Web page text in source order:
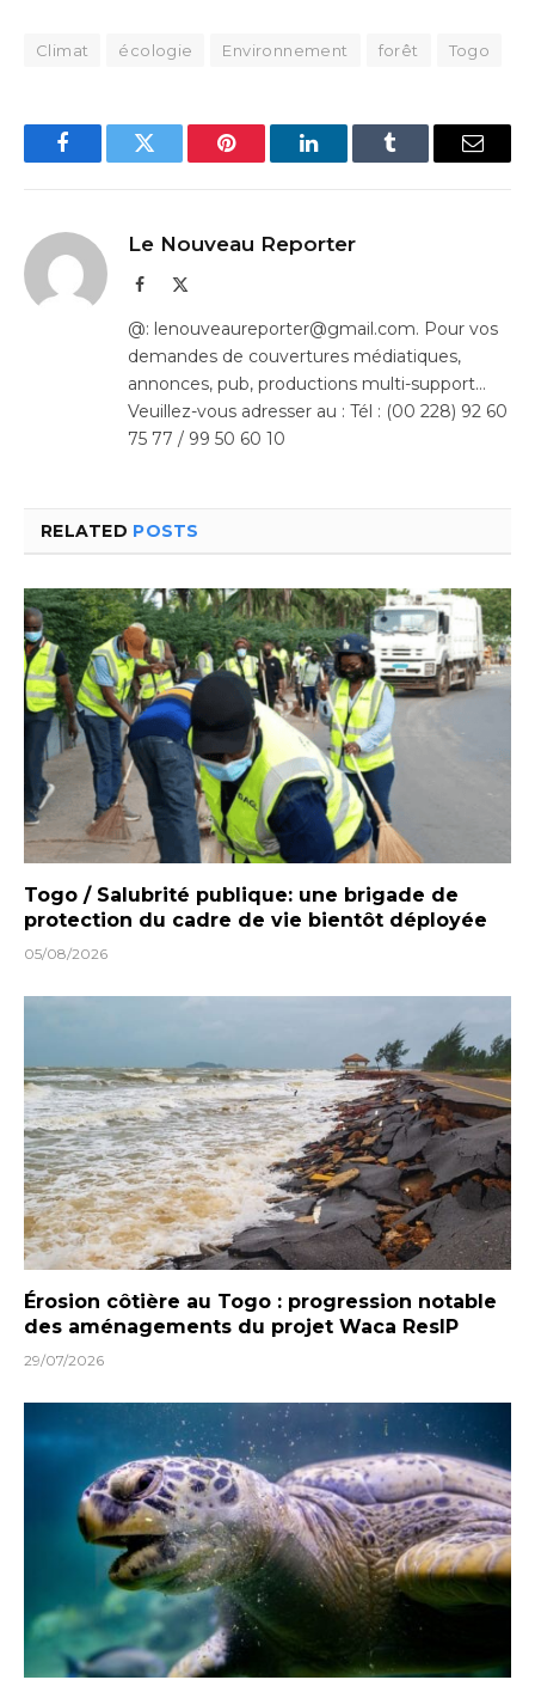
Climat écologie Environnement forêt Togo
FacebookTwitter Pinterest LinkedInTumblr Email
Le Nouveau Reporter
Facebook
@: lenouveaureporter@gmail.com. Pour vos
demandes de couvertures médiatiques,
annonces, pub, productions multi-support…
Veuillez-vous adresser au : Tél : (00 228) 92 60
75 77 / 99 50 60 10
RELATED POSTS
Togo / Salubrité publique: une brigade de
protection du cadre de vie bientôt déployée
05/08/2026
Érosion côtière au Togo : progression notable
des aménagements du projet Waca ResIP
29/07/2026